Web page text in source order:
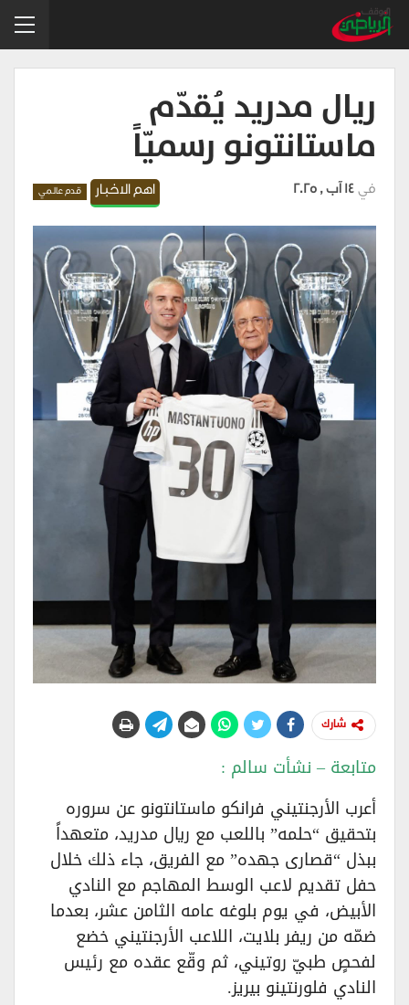
ريال مدريد يُقدّم
ماستانتونو رسميّاً
اهم الاخبار قدم عالمي في 14 آب , 2025
شارك
متابعة – نشأت سالم :
أعرب الأرجنتيني فرانكو ماستانتونو عن سروره
بتحقيق “حلمه” باللعب مع ريال مدريد، متعهداً
ببذل “قصارى جهده” مع الفريق، جاء ذلك خلال
حفل تقديم لاعب الوسط المهاجم مع النادي
الأبيض، في يوم بلوغه عامه الثامن عشر، بعدما
ضمّه من ريفر بلايت، اللاعب الأرجنتيني خضع
لفحصٍ طبيّ روتيني، ثم وقّع عقده مع رئيس
النادي فلورنتينو بيريز.